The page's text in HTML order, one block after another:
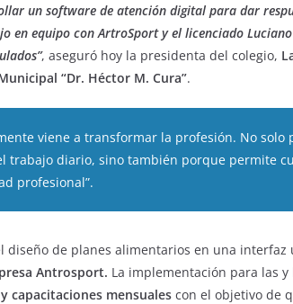
un software de atención digital para dar
equipo con ArtroSport y el licenciado Luciano
, aseguró hoy la presidenta del colegio,
“Dr. Héctor M. Cura”.
viene a transformar la profesión. No solo
trabajo diario, sino también porque permite
profesional”.
diseño de planes alimentarios en una interfaz
Antrosport. La implementación para las y
capacitaciones mensuales con el objetivo de